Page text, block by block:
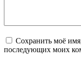
Сохранить моё
последующих моих